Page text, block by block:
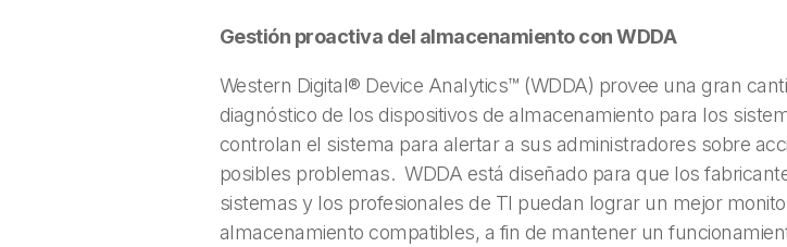
Gestión proactiva del almacenamiento con WDDA
Western Digital® Device Analytics™ (WDDA) provee una gran
diagnóstico de los dispositivos de almacenamiento para los
controlan el sistema para alertar a sus administradores sobre
posibles problemas. WDDA está diseñado para que los
sistemas y los profesionales de TI puedan lograr un mejor
almacenamiento compatibles, a fin de mantener un